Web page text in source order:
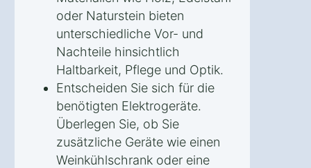
oder Naturstein bieten
unterschiedliche Vor- und
Nachteile hinsichtlich
Haltbarkeit, Pflege und Optik.
Entscheiden Sie sich für die
benötigten Elektrogeräte.
Überlegen Sie, ob Sie
zusätzliche Geräte wie einen
Weinkühlschrank oder eine